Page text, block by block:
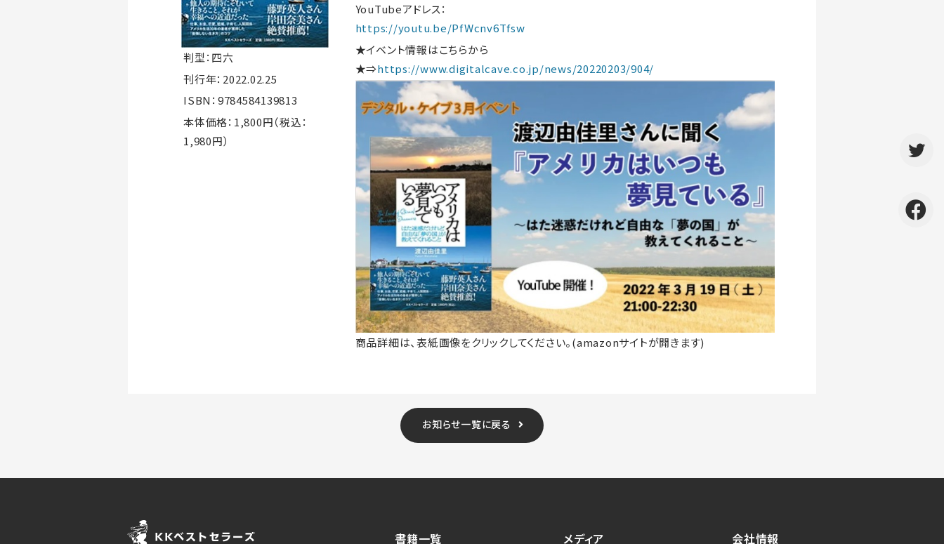
判型：四六
刊行年：2022.02.25
ISBN：9784584139813
本体価格：1,800円（税込：
1,980円）
YouTubeアドレス：
https://youtu.be/PfWcnv6Tfsw
★イベント情報はこちらから
★⇒https://www.digitalcave.co.jp/news/20220203/904/
商品詳細は、表紙画像をクリックしてください。(amazonサイトが開きます)
お知らせ一覧に戻る
書籍一覧 メディア 会社情報